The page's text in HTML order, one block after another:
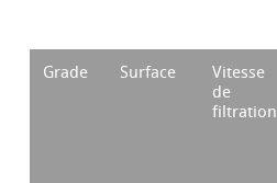
Grade Surface
Vitesse
de
filtration